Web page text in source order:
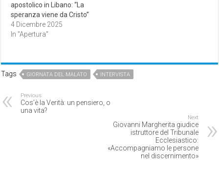
apostolico in Libano: “La
speranza viene da Cristo”
4 Dicembre 2025
In "Apertura"
Tags GIORNATA DEL MALATO INTERVISTA
Previous
Cos’è la Verità: un pensiero, o
una vita?
Next
Giovanni Margherita giudice
istruttore del Tribunale
Ecclesiastico:
«Accompagniamo le persone
nel discernimento»